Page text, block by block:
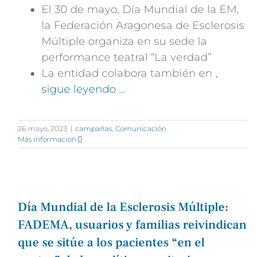
El 30 de mayo, Día Mundial de la EM,
la Federación Aragonesa de Esclerosis
Múltiple organiza en su sede la
performance teatral “La verdad”
La entidad colabora también en ,
sigue leyendo …
26 mayo, 2023 | campañas, Comunicación
Más información
Día Mundial de la Esclerosis Múltiple:
FADEMA, usuarios y familias reivindican
que se sitúe a los pacientes “en el